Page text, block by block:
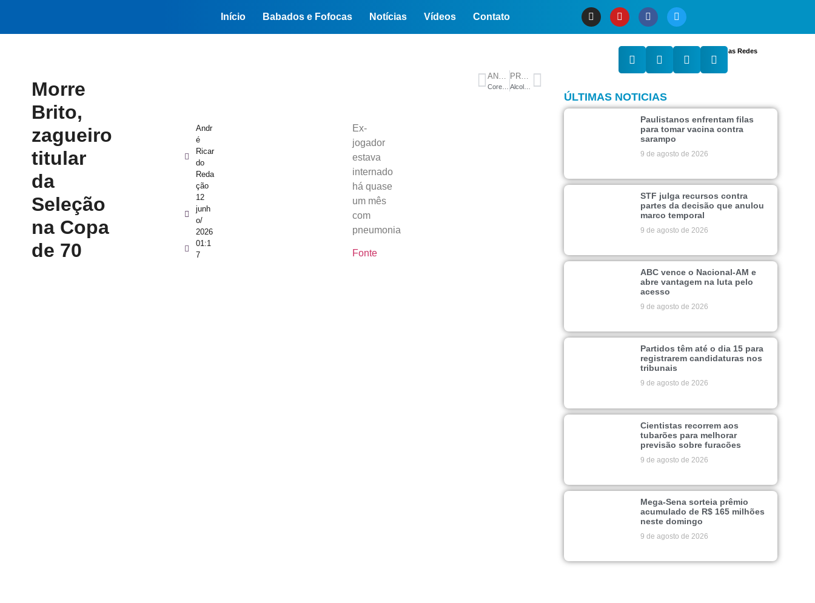
Início Babados e Fofocas Notícias Vídeos Contato
Morre
Brito,
zagueiro
titular
da
Seleção
na Copa
de 70
Andr
é
Ricar
do
Reda
ção
12
junh
o/
2026
01:1
7
Ex-
jogador
estava
internado
há quase
um mês
com
pneumonia
Fonte
ANTERIOR
Coreia do Sul e República Tcheca fecham primeiro dia de Copa do Mundo
PRÓXIMO
Alcolumbre trava tramitação da PEC do fim da 6×1 no Senado
Compartilhe nas Redes
ÚLTIMAS NOTICIAS
Paulistanos enfrentam filas
para tomar vacina contra
sarampo
9 de agosto de 2026
STF julga recursos contra
partes da decisão que anulou
marco temporal
9 de agosto de 2026
ABC vence o Nacional-AM e
abre vantagem na luta pelo
acesso
9 de agosto de 2026
Partidos têm até o dia 15 para
registrarem candidaturas nos
tribunais
9 de agosto de 2026
Cientistas recorrem aos
tubarões para melhorar
previsão sobre furacões
9 de agosto de 2026
Mega-Sena sorteia prêmio
acumulado de R$ 165 milhões
neste domingo
9 de agosto de 2026